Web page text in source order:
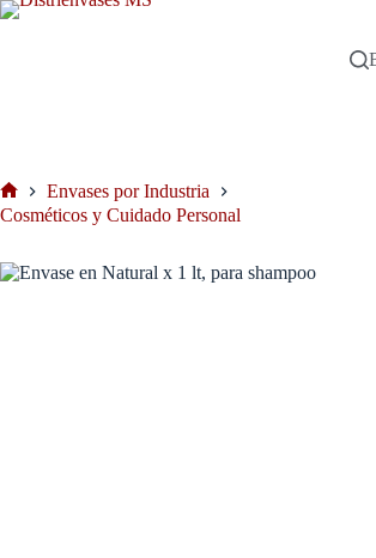
Envases por Industria
Cosméticos y Cuidado Personal